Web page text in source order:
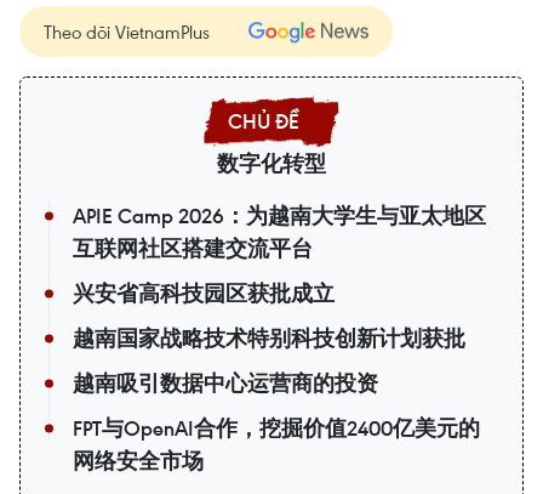
Theo dõi VietnamPlus
数字化转型
APIE Camp 2026：为越南大学生与亚太地区
互联网社区搭建交流平台
兴安省高科技园区获批成立
越南国家战略技术特别科技创新计划获批
越南吸引数据中心运营商的投资
FPT与OpenAI合作，挖掘价值2400亿美元的
网络安全市场